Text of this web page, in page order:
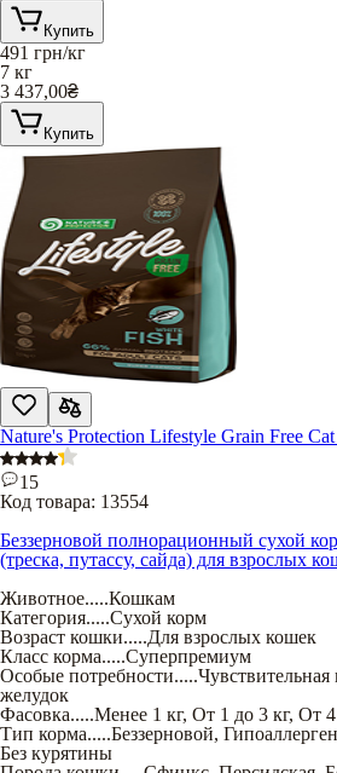
Купить
491 грн/кг
7 кг
3 437,00₴
Купить
Nature's Protection Lifestyle Grain Free
15
Код товара: 13554
Беззерновой полнорационный сухой
(треска, путассу, сайда) для взрослых
Животное.....Кошкам
Категория.....Сухой корм
Возраст кошки.....Для взрослых кошек
Класс корма.....Суперпремиум
Особые потребности.....Чувствительная
желудок
Фасовка.....Менее 1 кг, От 1 до 3 кг, От 4
Тип корма.....Беззерновой,
Без курятины